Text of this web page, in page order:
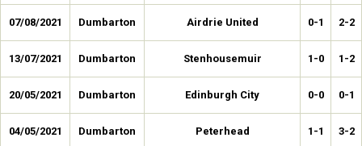
07/08/2021 Dumbarton Airdrie United 0-1 2-2
13/07/2021 Dumbarton Stenhousemuir 1-0 1-2
20/05/2021 Dumbarton Edinburgh City 0-0 0-1
04/05/2021 Dumbarton Peterhead 1-1 3-2